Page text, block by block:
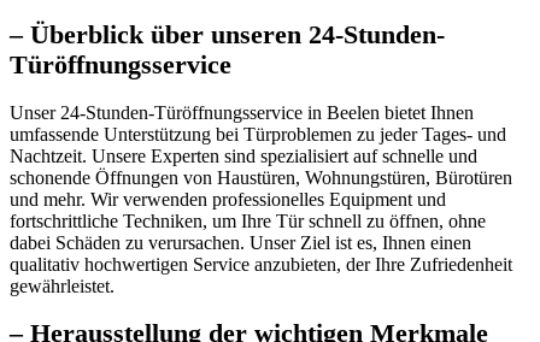
– Überblick über unseren 24-Stunden-
Türöffnungsservice
Unser 24-Stunden-Türöffnungsservice in Beelen bietet Ihnen
umfassende Unterstützung bei Türproblemen zu jeder Tages- und
Nachtzeit.​ Unsere Experten sind spezialisiert auf schnelle und
schonende Öffnungen von Haustüren, Wohnungstüren, Bürotüren
und mehr.​ Wir verwenden professionelles Equipment und
fortschrittliche Techniken, um Ihre Tür schnell zu öffnen, ohne
dabei Schäden zu verursachen.​ Unser Ziel ist es, Ihnen einen
qualitativ hochwertigen Service anzubieten, der Ihre Zufriedenheit
gewährleistet.​
– Herausstellung der wichtigen Merkmale